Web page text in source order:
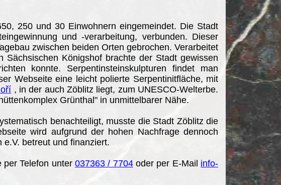
250 und 30 Einwohnern eingemeindet. Die Stadt
und -verarbeitung, verbunden. Dieser
zwischen beiden Orten gebrochen. Verarbeitet
Königshof brachte der Stadt gewissen
konnte. Serpentinsteinskulpturen findet man
Webseite eine leicht polierte Serpentinitfläche, mit
, in der auch Zöblitz liegt, zum UNESCO-Welterbe.
Grünthal" in unmittelbarer Nähe.
benachteiligt, musste die Stadt Zöblitz die
wird aufgrund der hohen Nachfrage dennoch
betreut und finanziert.
per Telefon unter037363 / 7704oder per E-Mail info-